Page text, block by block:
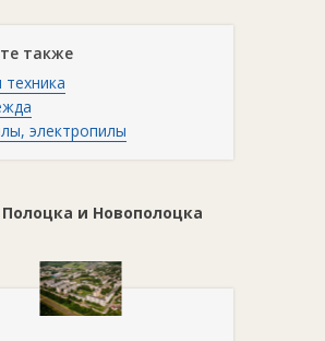
также
электропилы
и Новополоцка